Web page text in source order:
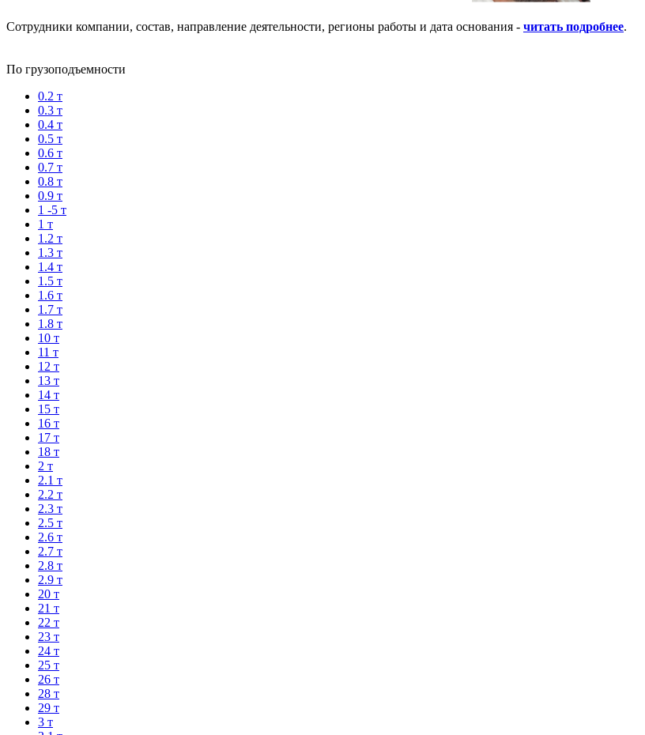
Сотрудники компании, состав, направление деятельности, регионы работы и дата основания - читать подробнее.
По грузоподъемности
0.2 т
0.3 т
0.4 т
0.5 т
0.6 т
0.7 т
0.8 т
0.9 т
1 -5 т
1 т
1.2 т
1.3 т
1.4 т
1.5 т
1.6 т
1.7 т
1.8 т
10 т
11 т
12 т
13 т
14 т
15 т
16 т
17 т
18 т
2 т
2.1 т
2.2 т
2.3 т
2.5 т
2.6 т
2.7 т
2.8 т
2.9 т
20 т
21 т
22 т
23 т
24 т
25 т
26 т
28 т
29 т
3 т